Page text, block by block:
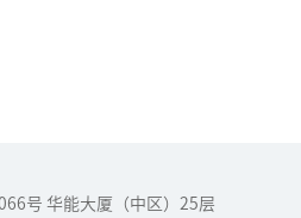
号 华能大厦（中区）25层